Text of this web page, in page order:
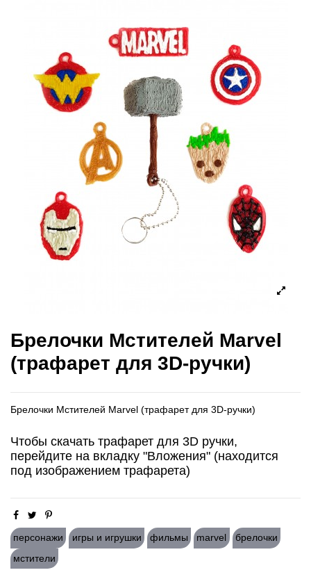
Брелочки Мстителей Marvel
(трафарет для 3D-ручки)
Брелочки Мстителей Marvel (трафарет для 3D-ручки)
Чтобы скачать трафарет для 3D ручки,
перейдите на вкладку "Вложения" (находится
под изображением трафарета)
персонажи игры и игрушки фильмы marvel
брелочки
мстители